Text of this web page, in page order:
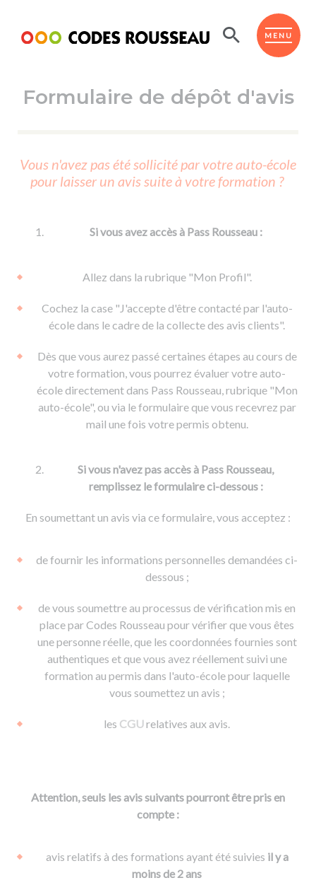
MENU
ESPACE ÉLÈVE
Code de la route
Passer l'ASSR
Réviser le code
Passer l'ETM
Permis voiture
Permis remorque
Permis & handicap
d'apprentissage
De la conduite en voiture
De la conduite à moto
Voir tous les supports
Formations pro.
Permis poids lourd
Formation FCO
Formation CACES
Devenir enseignant de la conduite
Ressources
Formulaire de dépôt d'avis
Vous n'avez pas été sollicité par votre auto-école
pour laisser un avis suite à votre formation ?
Si vous avez accès à Pass Rousseau :
Allez dans la rubrique "Mon Profil".
Cochez la case "J'accepte d'être contacté par l'auto-
école dans le cadre de la collecte des avis clients".
Dès que vous aurez passé certaines étapes au cours de
votre formation, vous pourrez évaluer votre auto-
école directement dans Pass Rousseau, rubrique "Mon
auto-école", ou via le formulaire que vous recevrez par
mail une fois votre permis obtenu.
Si vous n'avez pas accès à Pass Rousseau,
remplissez le formulaire ci-dessous :
En soumettant un avis via ce formulaire, vous acceptez :
de fournir les informations personnelles demandées ci-
dessous ;
de vous soumettre au processus de vérification mis en
place par Codes Rousseau pour vérifier que vous êtes
une personne réelle, que les coordonnées fournies sont
authentiques et que vous avez réellement suivi une
formation au permis dans l'auto-école pour laquelle
vous soumettez un avis ;
les CGUrelatives aux avis.
Attention, seuls les avis suivants pourront être pris en
compte :
avis relatifs à des formations ayant été suivies il y a
moins de 2 ans